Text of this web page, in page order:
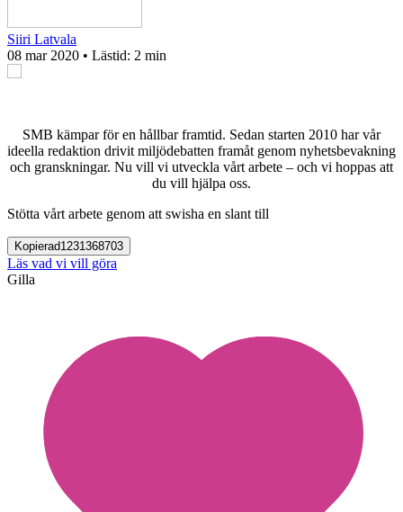
Siiri Latvala
08 mar 2020 • Lästid: 2 min
SMB kämpar för en hållbar framtid. Sedan starten 2010 har vår
ideella redaktion drivit miljödebatten framåt genom nyhetsbevakning
och granskningar. Nu vill vi utveckla vårt arbete – och vi hoppas att
du vill hjälpa oss.
Stötta vårt arbete genom att swisha en slant till
Kopierad1231368703
Läs vad vi vill göra
Gilla